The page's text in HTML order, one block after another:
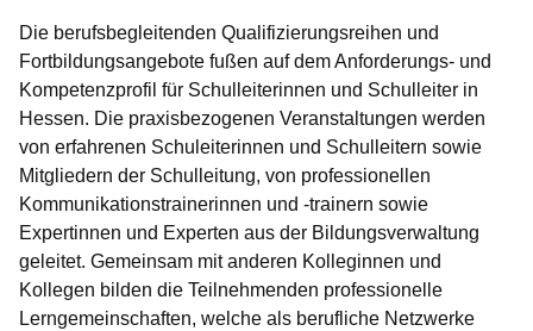
Die berufsbegleitenden Qualifizierungsreihen und
Fortbildungsangebote fußen auf dem Anforderungs- und
Kompetenzprofil für Schulleiterinnen und Schulleiter in
Hessen. Die praxisbezogenen Veranstaltungen werden
von erfahrenen Schuleiterinnen und Schulleitern sowie
Mitgliedern der Schulleitung, von professionellen
Kommunikationstrainerinnen und -trainern sowie
Expertinnen und Experten aus der Bildungsverwaltung
geleitet. Gemeinsam mit anderen Kolleginnen und
Kollegen bilden die Teilnehmenden professionelle
Lerngemeinschaften, welche als berufliche Netzwerke